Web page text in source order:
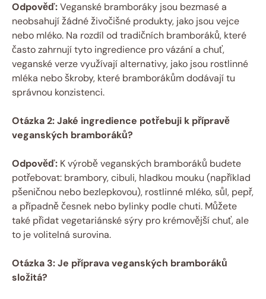
Odpověď:Veganské bramboráky jsou bezmasé a
neobsahují žádné živočišné produkty, jako jsou vejce
nebo mléko. Na rozdíl od tradičních bramboráků, které
často zahrnují tyto ingredience pro vázání a chuť,
veganské verze využívají alternativy, jako jsou rostlinné
mléka nebo škroby, které bramborákům dodávají tu
správnou konzistenci.
Otázka 2: Jaké ingredience potřebuji k přípravě
veganských bramboráků?
Odpověď: K výrobě veganských bramboráků budete
potřebovat: brambory, cibuli, hladkou mouku (například
pšeničnou nebo bezlepkovou), rostlinné mléko, sůl, pepř,
a případně česnek nebo bylinky podle chuti. Můžete
také přidat vegetariánské sýry pro krémovější chuť, ale
to je volitelná surovina.
Otázka 3: Je příprava veganských bramboráků
složitá?